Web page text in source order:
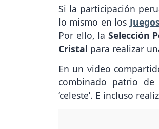
Si la participación
lo mismo en los
Por ello, la Selección
Cristal para realizar
En un video
combinado patrio
‘celeste’. E incluso